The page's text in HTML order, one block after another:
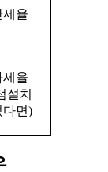
세율
세율
설치
다면)